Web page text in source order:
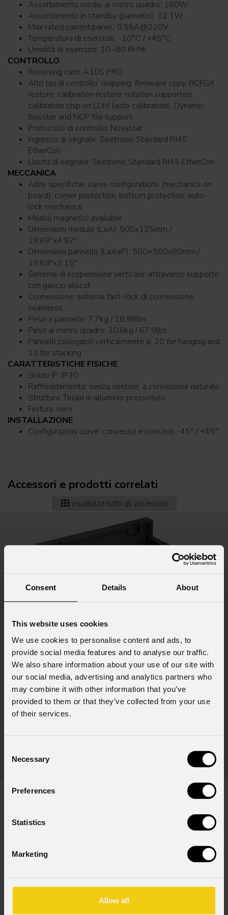
Consent Details About
This website uses cookies
We use cookies to personalise content and ads, to
provide social media features and to analyse our traffic.
We also share information about your use of our site with
our social media, advertising and analytics partners who
may combine it with other information that you’ve
provided to them or that they’ve collected from your use
of their services.
Selection
Necessary
Preferences
Statistics
Marketing
Allow all
Assorbimento medio al metro quadro: 160W
Assorbimento in standby (pannello): 12.1W
Max rated current/panel:: 0.55A@220V
Temperatura di esercizio: -10°C / +45°C
Umidità di esercizio: 10~80 RH%
CONTROLLO
Receiving card: A10S PRO
Altri tipi di controllo: mapping, firmware copy, RCFGX
restore, calibration restore, rotation supported,
calibration chip on LDM (auto calibration), Dynamic
Booster and NCP file support
Protocollo di controllo: Novastar
Ingresso di segnale: Seetronic Standard RJ45
EtherCon
Uscita di segnale: Seetronic Standard RJ45 EtherCon
MECCANICA
Altre specifiche: curve configurations (mechanics on
board), corner protection, bottom protection, auto-
lock mechanics
Moduli magnetici: available
Dimensioni modulo (LxA): 500x125mm /
19.69''x4.92''
Dimensioni pannello (LxAxP): 500×500x80mm /
19.69''x3.15''
Sistema di sospensione verticale: attraverso supporto
con gancio aliscaf
Connessione: sistema fast-lock di connessione
seamless
Peso a pannello: 7,7kg / 16.98lbs
Peso al metro quadro: 30,8kg / 67.9lbs
Pannelli collegabili verticalmente ≤: 20 for hanging and
12 for stacking
CARATTERISTICHE FISICHE
Grado IP: IP30
Raffreddamento: senza ventole, a convezione naturale
Struttura: Telaio in alluminio pressofuso
Finitura: nero
INSTALLAZIONE
Configurazioni curve: convesso e concavo -45° / +45°
Accessori e prodotti correlati
visualizza tutti gli accessori
URMIII
Flightcase 10 in 1 per serie URMIII
DOWNLOAD
Data sheet & specs